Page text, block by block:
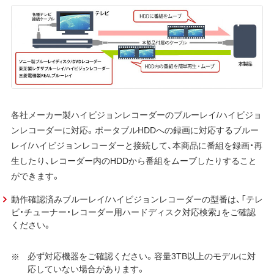
各社メーカー製ハイビジョンレコーダーのブルーレイ/ハイビジョ
ンレコーダーに対応。ポータブルHDDへの録画に対応するブルー
レイ/ハイビジョンレコーダーと接続して、本商品に番組を録画・再
生したり、レコーダー内のHDDから番組をムーブしたりすること
ができます。
動作確認済みブルーレイ/ハイビジョンレコーダーの型番は、「テレ
ビ・チューナー・レコーダー用ハードディスク対応検索」をご確認
ください。
必ず対応機器をご確認ください。容量3TB以上のモデルに対
応していない場合があります。